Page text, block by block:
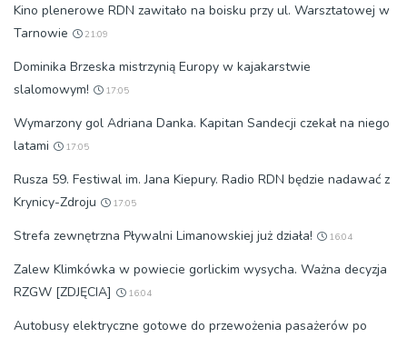
Kino plenerowe RDN zawitało na boisku przy ul. Warsztatowej w
Tarnowie
21:09
Dominika Brzeska mistrzynią Europy w kajakarstwie
slalomowym!
17:05
Wymarzony gol Adriana Danka. Kapitan Sandecji czekał na niego
latami
17:05
Rusza 59. Festiwal im. Jana Kiepury. Radio RDN będzie nadawać z
Krynicy-Zdroju
17:05
Strefa zewnętrzna Pływalni Limanowskiej już działa! 16:04
Zalew Klimkówka w powiecie gorlickim wysycha. Ważna decyzja
RZGW [ZDJĘCIA]
16:04
Autobusy elektryczne gotowe do przewożenia pasażerów po